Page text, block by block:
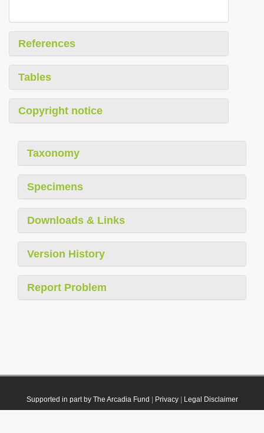
References
Tables
Copyright notice
Taxonomy
Specimens
Downloads & Links
Version History
Report Problem
Supported in part by The Arcadia Fund Privacy| Legal Disclaimer